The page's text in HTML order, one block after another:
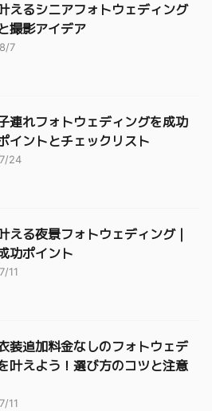
えるシニアフォトウェディング
撮影アイデア
7
連れフォトウェディングを成功
イントとチェックリスト
24
える夜景フォトウェディング｜
功ポイント
11
装追加料金なしのフォトウェデ
叶えよう！選び方のコツと注意
11